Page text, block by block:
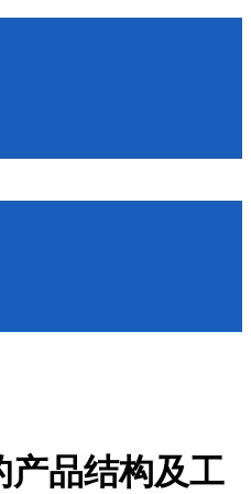
产品结构及工